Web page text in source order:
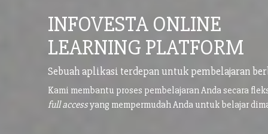
INFOVESTA ONLINE
LEARNING PLATFORM
Sebuah aplikasi terdepan untuk pembelajaran
Kami membantu proses pembelajaran Anda secara
full accessyang mempermudah Anda untuk belajar